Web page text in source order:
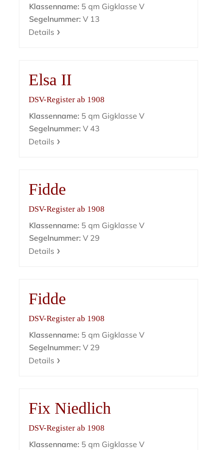
Klassenname: 5 qm Gigklasse V
Segelnummer: V 13
Details
Elsa II
DSV-Register ab 1908
Klassenname: 5 qm Gigklasse V
Segelnummer: V 43
Details
Fidde
DSV-Register ab 1908
Klassenname: 5 qm Gigklasse V
Segelnummer: V 29
Details
Fidde
DSV-Register ab 1908
Klassenname: 5 qm Gigklasse V
Segelnummer: V 29
Details
Fix Niedlich
DSV-Register ab 1908
Klassenname: 5 qm Gigklasse V